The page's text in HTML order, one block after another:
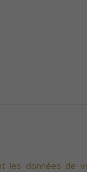
les données de